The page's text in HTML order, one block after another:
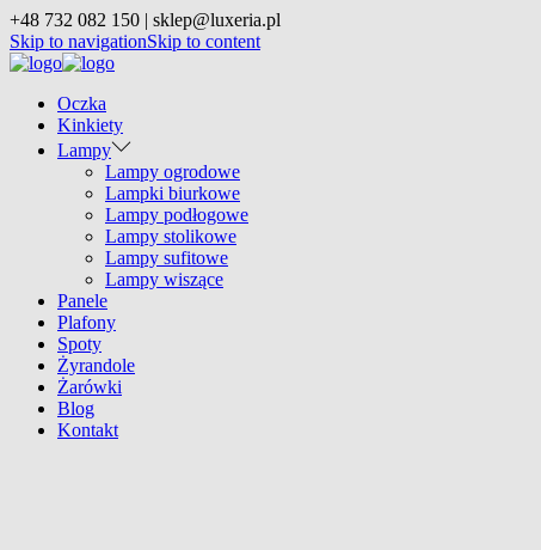
+48 732 082 150 | sklep@luxeria.pl
Skip to navigationSkip to content
Oczka
Kinkiety
Lampy
Lampy ogrodowe
Lampki biurkowe
Lampy podłogowe
Lampy stolikowe
Lampy sufitowe
Lampy wiszące
Panele
Plafony
Spoty
Żyrandole
Żarówki
Blog
Kontakt